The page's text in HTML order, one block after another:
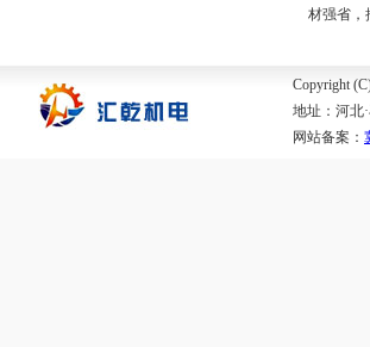
材强省，
Copyright
地址：河北
网站备案：